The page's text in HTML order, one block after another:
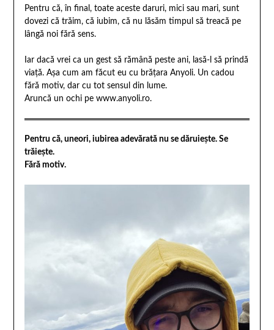
Pentru că, în final, toate aceste daruri, mici sau mari, sunt
dovezi că trăim, că iubim, că nu lăsăm timpul să treacă pe
lângă noi fără sens.
Iar dacă vrei ca un gest să rămână peste ani, lasă-l să prindă
viață. Așa cum am făcut eu cu brățara Anyoli. Un cadou
fără motiv, dar cu tot sensul din lume.
Aruncă un ochi pe www.anyoli.ro.
Pentru că, uneori, iubirea adevărată nu se dăruiește. Se
trăiește.
Fără motiv.